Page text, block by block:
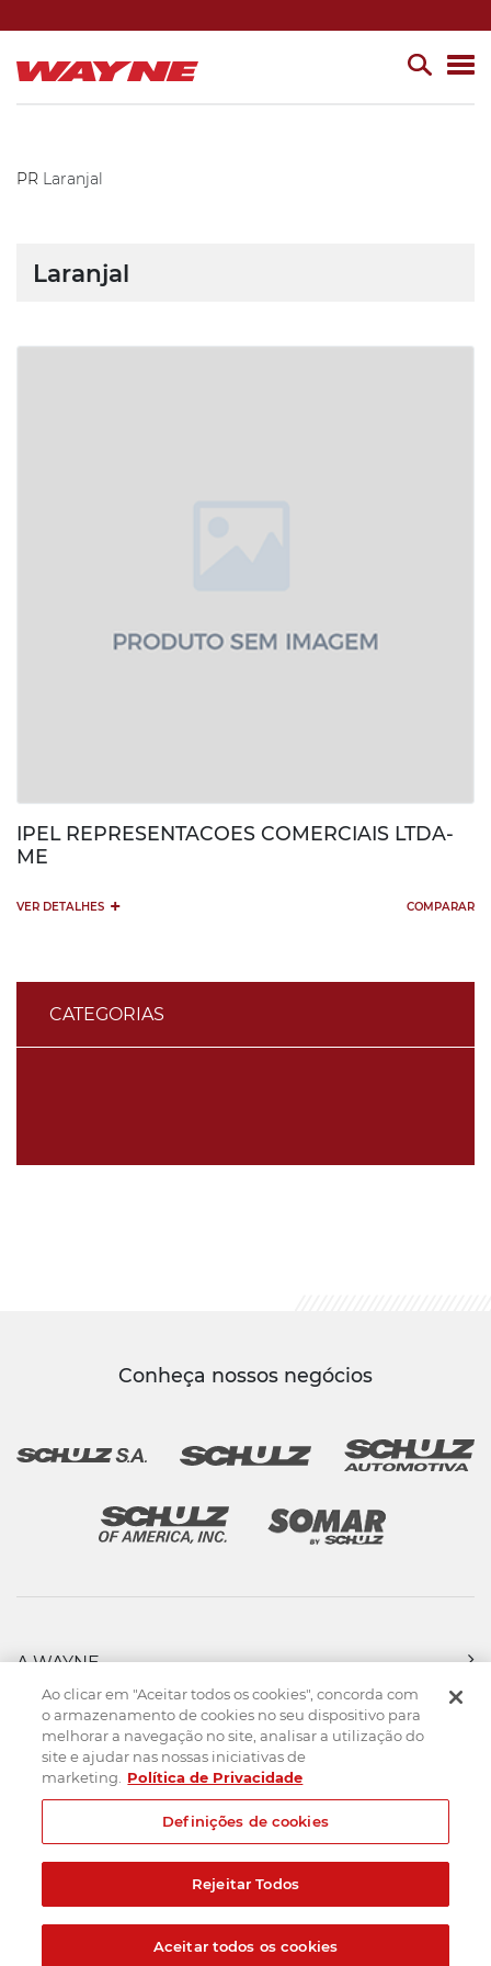
PR Laranjal
CATEGORIAS
Laranjal
IPEL REPRESENTACOES COMERCIAIS LTDA-
ME
VER DETALHES + COMPARAR
Conheça nossos negócios
A WAYNE
PRODUTOS
FORÇA DE VENDAS
ASSISTÊNCIA TÉCNICA
DOWNLOADS
CONTATO
Mapa do Site Termos de uso Política de privacidade
Created by
Ao clicar em "Aceitar todos os cookies", concorda com
o armazenamento de cookies no seu dispositivo para
melhorar a navegação no site, analisar a utilização do
site e ajudar nas nossas iniciativas de
marketing.
Política de Privacidade
Definições de cookies
Rejeitar Todos
Aceitar todos os cookies